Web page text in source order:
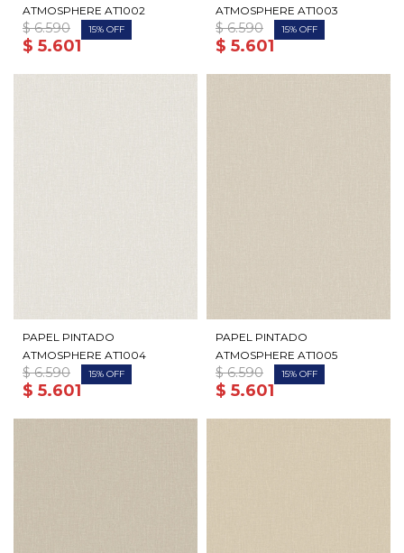
ATMOSPHERE AT1002
$ 5.601
$ 6.590 15
ATMOSPHERE AT1003
$ 5.601
$ 6.590 15
PAPEL PINTADO
ATMOSPHERE AT1004
$ 5.601
$ 6.590 15
PAPEL PINTADO
ATMOSPHERE AT1005
$ 5.601
$ 6.590 15